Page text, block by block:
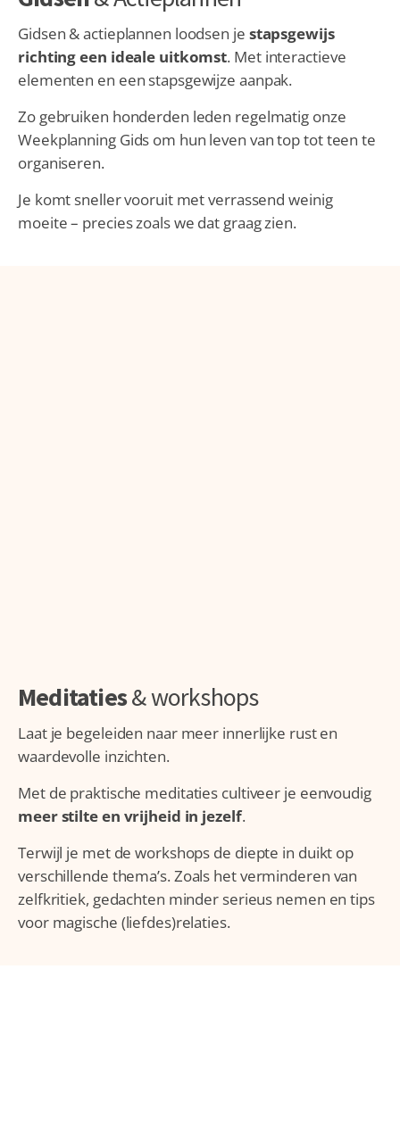
Gidsen & actieplannen loodsen je stapsgewijs
richting een ideale uitkomst. Met interactieve
elementen en een stapsgewijze aanpak.
Zo gebruiken honderden leden regelmatig onze
Weekplanning Gids om hun leven van top tot teen te
organiseren.
Je komt sneller vooruit met verrassend weinig
moeite – precies zoals we dat graag zien.
Meditaties& workshops
Laat je begeleiden naar meer innerlijke rust en
waardevolle inzichten.
Met de praktische meditaties cultiveer je eenvoudig
meer stilte en vrijheid in jezelf.
Terwijl je met de workshops de diepte in duikt op
verschillende thema’s.Zoals het verminderen van
zelfkritiek, gedachten minder serieus nemen en tips
voor magische (liefdes)relaties.